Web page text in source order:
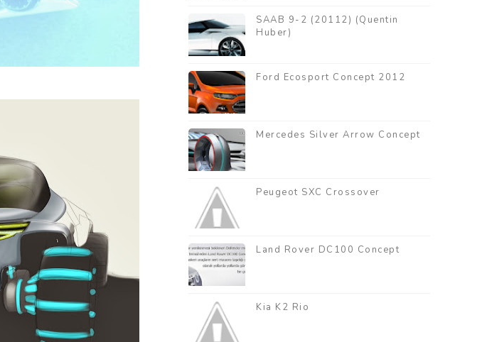
SAAB 9-2 (20112) (Quentin
Huber)
Ford Ecosport Concept 2012
Mercedes Silver Arrow Concept
Peugeot SXC Crossover
Land Rover DC100 Concept
Kia K2 Rio